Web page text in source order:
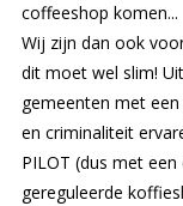
coffeeshop komen...
Wij zijn dan ook
dit moet wel slim!
gemeenten met
en criminaliteit
PILOT (dus met
gereguleerde